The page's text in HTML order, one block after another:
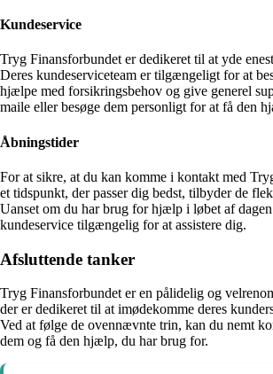
Kundeservice
Tryg Finansforbundet er dedikeret til at yde
Deres kundeserviceteam er tilgængeligt for at
hjælpe med forsikringsbehov og give generel
maile eller besøge dem personligt for at få den
Åbningstider
For at sikre, at du kan komme i kontakt med
et tidspunkt, der passer dig bedst, tilbyder de
Uanset om du har brug for hjælp i løbet af
kundeservice tilgængelig for at assistere dig.
Afsluttende tanker
Tryg Finansforbundet er en pålidelig og
der er dedikeret til at imødekomme deres
Ved at følge de ovennævnte trin, kan du nemt
dem og få den hjælp, du har brug for.